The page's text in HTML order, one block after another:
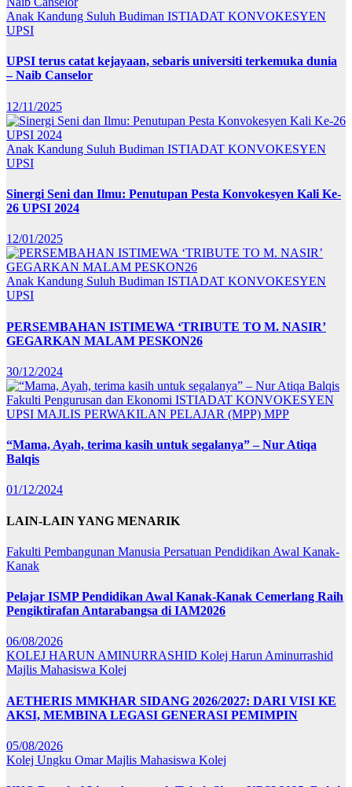
Anak Kandung Suluh Budiman ISTIADAT KONVOKESYEN
UPSI
UPSI terus catat kejayaan, sebaris universiti terkemuka dunia
– Naib Canselor
12/11/2025
Anak Kandung Suluh Budiman ISTIADAT KONVOKESYEN
UPSI
Sinergi Seni dan Ilmu: Penutupan Pesta Konvokesyen Kali Ke-
26 UPSI 2024
12/01/2025
Anak Kandung Suluh Budiman ISTIADAT KONVOKESYEN
UPSI
PERSEMBAHAN ISTIMEWA ‘TRIBUTE TO M. NASIR’
GEGARKAN MALAM PESKON26
30/12/2024
Fakulti Pengurusan dan Ekonomi ISTIADAT KONVOKESYEN
UPSI MAJLIS PERWAKILAN PELAJAR (MPP) MPP
“Mama, Ayah, terima kasih untuk segalanya” – Nur Atiqa
Balqis
01/12/2024
LAIN-LAIN YANG MENARIK
Fakulti Pembangunan Manusia Persatuan Pendidikan Awal Kanak-
Kanak
Pelajar ISMP Pendidikan Awal Kanak-Kanak Cemerlang Raih
Pengiktirafan Antarabangsa di IAM2026
06/08/2026
KOLEJ HARUN AMINURRASHID Kolej Harun Aminurrashid
Majlis Mahasiswa Kolej
AETHERIS MMKHAR SIDANG 2026/2027: DARI VISI KE
AKSI, MEMBINA LEGASI GENERASI PEMIMPIN
05/08/2026
Kolej Ungku OmarMajlis Mahasiswa Kolej